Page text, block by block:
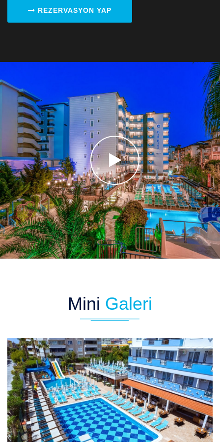
REZERVASYON YAP
Mini Galeri